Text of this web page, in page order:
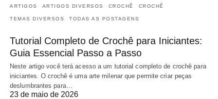
ARTIGOS ARTIGOS DIVERSOS CROCHÊ CROCHÊ
TEMAS DIVERSOS TODAS AS POSTAGENS
Tutorial Completo de Crochê para Iniciantes:
Guia Essencial Passo a Passo
Neste artigo você terá acesso a um tutorial completo de crochê para
iniciantes. O crochê é uma arte milenar que permite criar peças
deslumbrantes para…
23 de maio de 2026